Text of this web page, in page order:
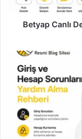
Betyap Canlı
Giriş
Hesap
Sorunlarında
Yardım
Alma
Rehberi